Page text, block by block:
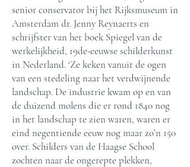
senior conservator bij het Rijksmuseum in
Amsterdam dr. Jenny Reynaerts en
schrijfster van het boek Spiegel van de
werkelijkheid, 19de-eeuwse schilderkunst
in Nederland. ‘Ze keken vanuit de ogen
van een stedeling naar het verdwijnende
landschap. De industrie kwam op en van
de duizend molens die er rond 1840 nog
in het landschap te zien waren, waren er
eind negentiende eeuw nog maar zo’n 150
over. Schilders van de Haagse School
zochten naar de ongerepte plekken,